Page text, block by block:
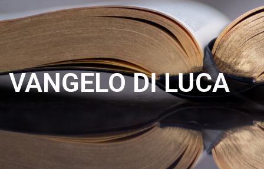
VANGELO DI LUCA